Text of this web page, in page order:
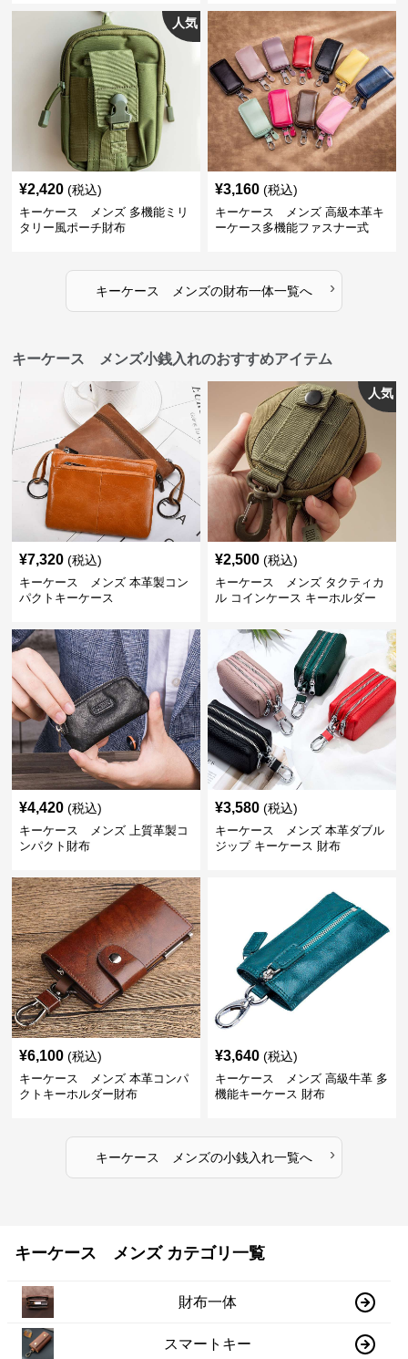
人気
¥2,420 (税込)
キーケース メンズ 多機能ミリ
タリー風ポーチ財布
¥3,160 (税込)
キーケース メンズ 高級本革キ
ーケース多機能ファスナー式
キーケース メンズの財布一体一覧へ ›
キーケース メンズ小銭入れのおすすめアイテム
¥7,320 (税込)
キーケース メンズ 本革製コン
パクトキーケース
人気
¥2,500 (税込)
キーケース メンズ タクティカ
ル コインケース キーホルダー
¥4,420 (税込)
キーケース メンズ 上質革製コ
ンパクト財布
¥3,580 (税込)
キーケース メンズ 本革ダブル
ジップ キーケース 財布
¥6,100 (税込)
キーケース メンズ 本革コンパ
クトキーホルダー財布
¥3,640 (税込)
キーケース メンズ 高級牛革 多
機能キーケース 財布
キーケース メンズの小銭入れ一覧へ ›
キーケース メンズ カテゴリ一覧
財布一体
スマートキー